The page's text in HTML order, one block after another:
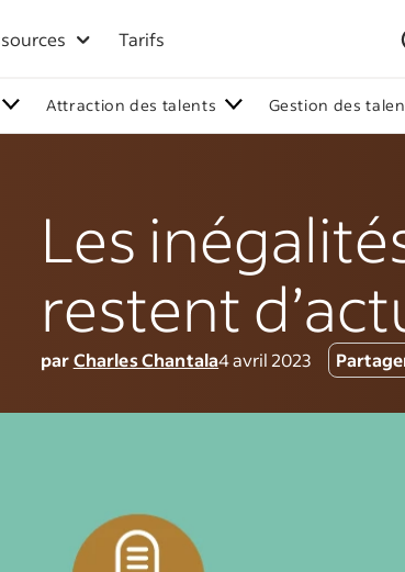
Tarifs
Attraction des talents Gestion des
Les
restent
parCharles Chantala4 avril 2023